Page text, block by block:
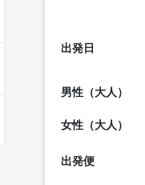
出発日
男性（大人）
女性（大人）
出発便